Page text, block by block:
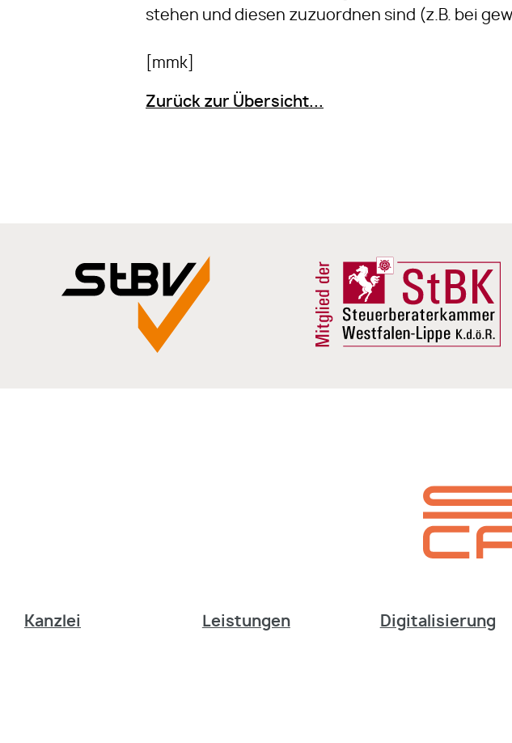
stehen und diesen zuzuordnen sind (z.B. bei
[mmk]
Zurück zur Übersicht...
Kanzlei Leistungen Digitalisierung